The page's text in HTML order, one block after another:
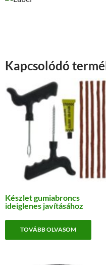
Kapcsolódó
Készlet gumiabroncs
ideiglenes javításához
TOVÁBB OLVASOM